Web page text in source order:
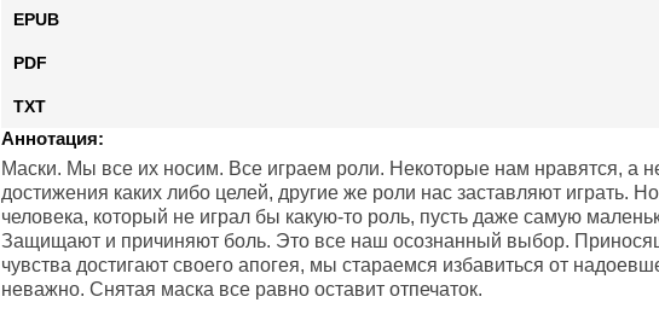
EPUB
PDF
TXT
Аннотация:
Маски. Мы все их носим. Все играем роли. Некоторые нам нравятся, а
достижения каких либо целей, другие же роли нас заставляют играть.
человека, который не играл бы какую-то роль, пусть даже самую
Защищают и причиняют боль. Это все наш осознанный выбор.
чувства достигают своего апогея, мы стараемся избавиться от
неважно. Снятая маска все равно оставит отпечаток.